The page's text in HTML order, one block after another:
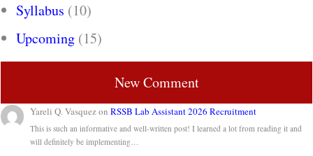
Syllabus (10)
Upcoming (15)
New Comment
Yareli Q. VasquezonRSSB Lab Assistant 2026 Recruitment
This is such an informative and well-written post! I learned a lot from reading it and
will definitely be implementing…